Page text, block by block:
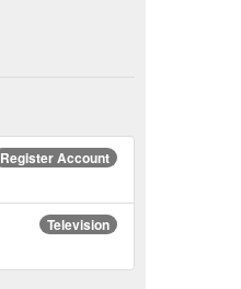
Register Account
Television